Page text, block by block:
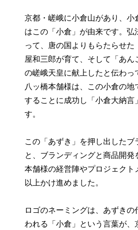
京都・嵯峨に小倉山があり、小
はこの「小倉」が由来です。弘
って、唐の国よりもらたらせ
屋和三郎が育て、そして「あん
の嵯峨天皇に献上したと伝わっ
八ッ橋本舗様は、この小倉の
することに成功し「小倉大納言
す。
この「あずき」を押し出したブ
と、ブランディングと商品開発
本舗様の経営陣やプロジェクト
以上かけ進めました。
ロゴのネーミングは、あずきの
われる「小倉」という言葉が、